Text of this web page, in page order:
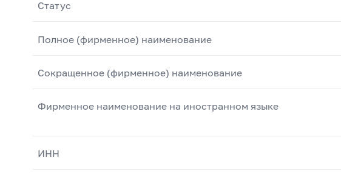
Статус
Полное (фирменное) наименование
Сокращенное (фирменное) наименование
Фирменное наименование на иностранном языке
ИНН